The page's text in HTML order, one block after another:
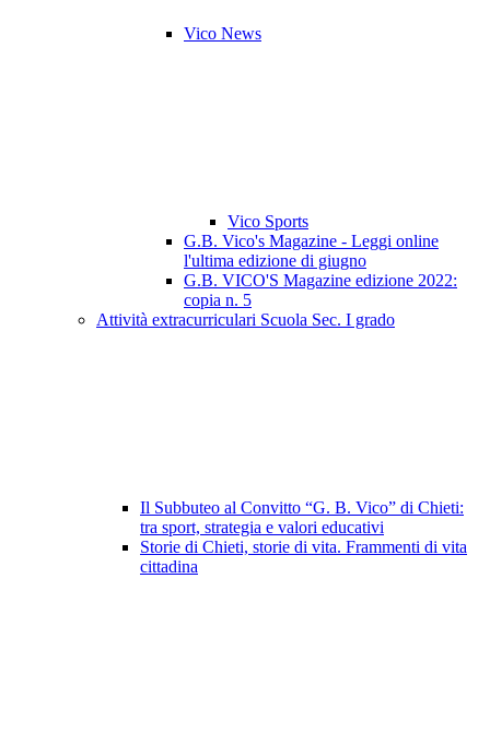
Vico News
Vico Sports
G.B. Vico's Magazine - Leggi online
l'ultima edizione di giugno
G.B. VICO'S Magazine edizione 2022:
copia n. 5
Attività extracurriculari Scuola Sec. I grado
Il Subbuteo al Convitto “G. B. Vico” di Chieti:
tra sport, strategia e valori educativi
Storie di Chieti, storie di vita. Frammenti di vita
cittadina